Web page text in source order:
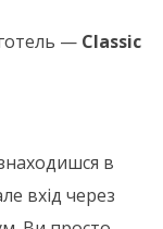
— Classic
в
вхід через